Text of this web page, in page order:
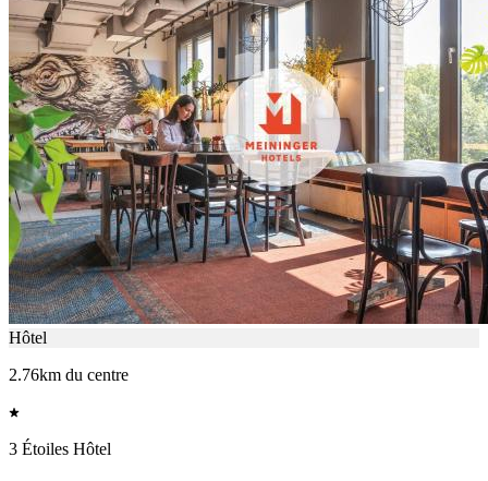
Hôtel
2.76km du centre
3 Étoiles Hôtel